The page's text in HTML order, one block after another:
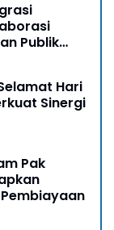
Publik
Hari
Sinergi
Pak